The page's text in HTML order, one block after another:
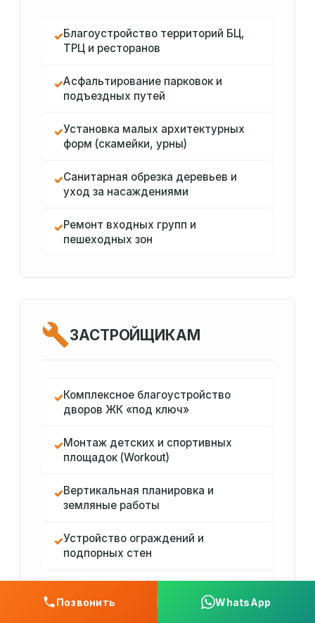
Позвонить WhatsApp
✓Благоустройство территорий БЦ,
ТРЦ и ресторанов
✓Асфальтирование парковок и
подъездных путей
✓Установка малых архитектурных
форм (скамейки, урны)
✓Санитарная обрезка деревьев и
уход за насаждениями
✓Ремонт входных групп и
пешеходных зон
ЗАСТРОЙЩИКАМ
✓Комплексное благоустройство
дворов ЖК «под ключ»
✓Монтаж детских и спортивных
площадок (Workout)
✓Вертикальная планировка и
земляные работы
✓Устройство ограждений и
подпорных стен
документации для сдачи объекта